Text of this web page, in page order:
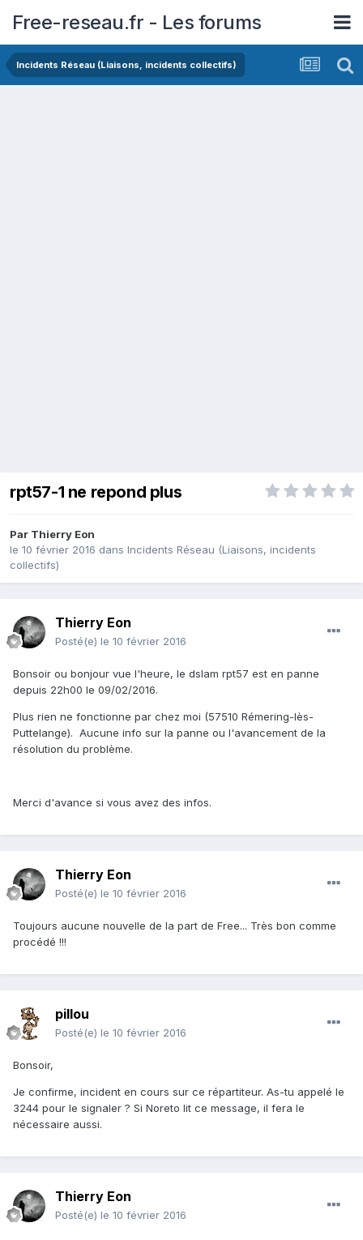
Free-reseau.fr - Les forums
Incidents Réseau (Liaisons, incidents collectifs)
rpt57-1 ne repond plus
Par Thierry Eon
le 10 février 2016 dans Incidents Réseau (Liaisons, incidents
collectifs)
Thierry Eon
Posté(e) le 10 février 2016
Bonsoir ou bonjour vue l'heure, le dslam rpt57 est en panne
depuis 22h00 le 09/02/2016.
Plus rien ne fonctionne par chez moi (57510 Rémering-lès-
Puttelange). Aucune info sur la panne ou l'avancement de la
résolution du problème.
Merci d'avance si vous avez des infos.
Thierry Eon
Posté(e) le 10 février 2016
Toujours aucune nouvelle de la part de Free... Très bon comme
procédé !!!
pillou
Posté(e) le 10 février 2016
Bonsoir,
Je confirme, incident en cours sur ce répartiteur. As-tu appelé le
3244 pour le signaler ? Si Noreto lit ce message, il fera le
nécessaire aussi.
Thierry Eon
Posté(e) le 10 février 2016